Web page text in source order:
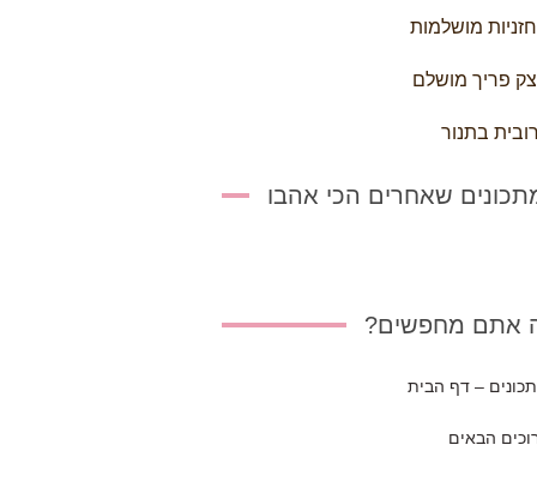
מושלמות
פריך מושלם
בתנור
שאחרים הכי אהבו
אתם מחפשים?
– דף הבית
הבאים